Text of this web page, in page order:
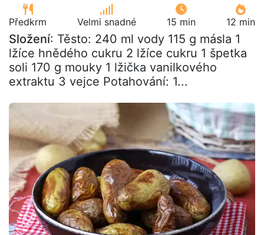
Předkrm Velmi snadné 15 min 12 min
Složení: Těsto: 240 ml vody 115 g másla 1
lžíce hnědého cukru 2 lžíce cukru 1 špetka
soli 170 g mouky 1 lžička vanilkového
extraktu 3 vejce Potahování: 1...